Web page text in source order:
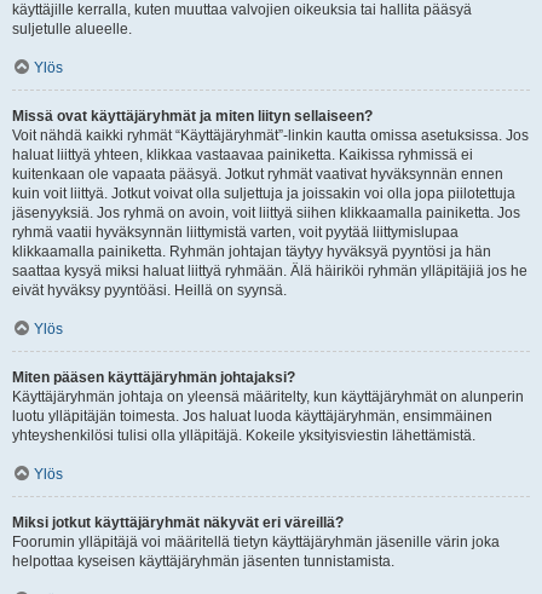
käyttäjille kerralla, kuten muuttaa valvojien oikeuksia tai hallita pääsyä
suljetulle alueelle.
Ylös
Missä ovat käyttäjäryhmät ja miten liityn sellaiseen?
Voit nähdä kaikki ryhmät “Käyttäjäryhmät”-linkin kautta omissa asetuksissa. Jos
haluat liittyä yhteen, klikkaa vastaavaa painiketta. Kaikissa ryhmissä ei
kuitenkaan ole vapaata pääsyä. Jotkut ryhmät vaativat hyväksynnän ennen
kuin voit liittyä. Jotkut voivat olla suljettuja ja joissakin voi olla jopa piilotettuja
jäsenyyksiä. Jos ryhmä on avoin, voit liittyä siihen klikkaamalla painiketta. Jos
ryhmä vaatii hyväksynnän liittymistä varten, voit pyytää liittymislupaa
klikkaamalla painiketta. Ryhmän johtajan täytyy hyväksyä pyyntösi ja hän
saattaa kysyä miksi haluat liittyä ryhmään. Älä häiriköi ryhmän ylläpitäjiä jos he
eivät hyväksy pyyntöäsi. Heillä on syynsä.
Ylös
Miten pääsen käyttäjäryhmän johtajaksi?
Käyttäjäryhmän johtaja on yleensä määritelty, kun käyttäjäryhmät on alunperin
luotu ylläpitäjän toimesta. Jos haluat luoda käyttäjäryhmän, ensimmäinen
yhteyshenkilösi tulisi olla ylläpitäjä. Kokeile yksityisviestin lähettämistä.
Ylös
Miksi jotkut käyttäjäryhmät näkyvät eri väreillä?
Foorumin ylläpitäjä voi määritellä tietyn käyttäjäryhmän jäsenille värin joka
helpottaa kyseisen käyttäjäryhmän jäsenten tunnistamista.